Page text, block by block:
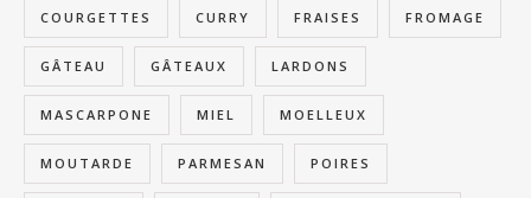
COURGETTES CURRY FRAISES FROMAGE
GÂTEAU GÂTEAUX LARDONS
MASCARPONE MIEL MOELLEUX
MOUTARDE PARMESAN POIRES